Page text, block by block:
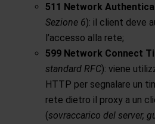
511 Network
Sezione 6): il client deve
l’accesso alla rete;
599 Network Connect
standard RFC): viene
HTTP per segnalare un
rete dietro il proxy a un
(sovraccarico del server,